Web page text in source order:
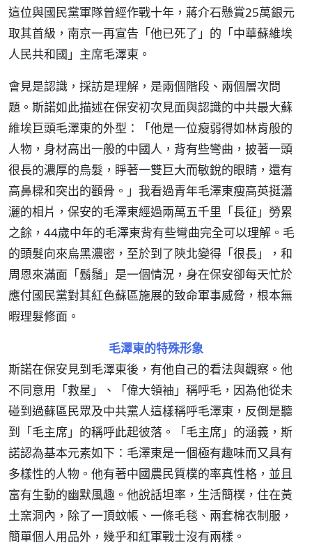
這位與國民黨軍隊曾經作戰十年，蔣介石懸賞25萬銀元
取其首級，南京一再宣告「他已死了」的「中華蘇維埃
人民共和國」主席毛澤東。
會見是認識，採訪是理解，是兩個階段、兩個層次問
題。斯諾如此描述在保安初次見面與認識的中共最大蘇
維埃巨頭毛澤東的外型：「他是一位瘦弱得如林肯般的
人物，身材高出一般的中國人，背有些彎曲，披著一頭
很長的濃厚的烏髮，睜著一雙巨大而敏銳的眼睛，還有
高鼻樑和突出的顴骨。」我看過青年毛澤東瘦高英挺瀟
灑的相片，保安的毛澤東經過兩萬五千里「長征」勞累
之餘，44歲中年的毛澤東背有些彎曲完全可以理解。毛
的頭髮向來烏黑濃密，至於到了陝北變得「很長」，和
周恩來滿面「鬍鬚」是一個情況，身在保安卻每天忙於
應付國民黨對其紅色蘇區施展的致命軍事威脅，根本無
暇理髮修面。
毛澤東的特殊形象
斯諾在保安見到毛澤東後，有他自己的看法與觀察。他
不同意用「救星」、「偉大領袖」稱呼毛，因為他從未
碰到過蘇區民眾及中共黨人這樣稱呼毛澤東，反倒是聽
到「毛主席」的稱呼此起彼落。「毛主席」的涵義，斯
諾認為基本元素如下：毛澤東是一個極有趣味而又具有
多樣性的人物。他有著中國農民質樸的率真性格，並且
富有生動的幽默風趣。他說話坦率，生活簡樸，住在黃
土窯洞內，除了一頂蚊帳、一條毛毯、兩套棉衣制服，
簡單個人用品外，幾乎和紅軍戰士沒有兩樣。